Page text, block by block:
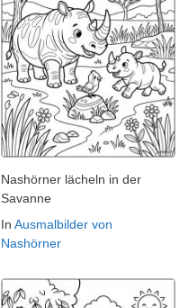
Nashörner lächeln in der
Savanne
In Ausmalbilder von
Nashörner